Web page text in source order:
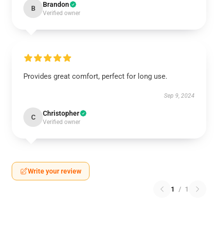
B Brandon
Verified owner
Provides great comfort, perfect for long use.
Sep 9, 2024
C Christopher
Verified owner
Write your review
1 / 1